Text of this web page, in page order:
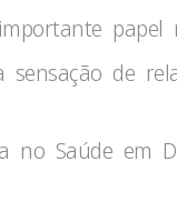
de
no Saúde em